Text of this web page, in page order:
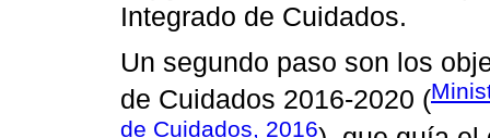
Integrado de Cuidados.
Un segundo paso son los
de Cuidados 2016-2020 (
de Cuidados, 2016